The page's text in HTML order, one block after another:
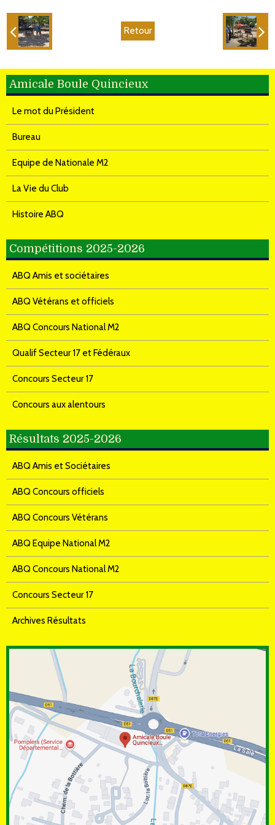
Retour
Amicale Boule Quincieux
Le mot du Président
Bureau
Equipe de Nationale M2
La Vie du Club
Histoire ABQ
Compétitions 2025-2026
ABQ Amis et sociétaires
ABQ Vétérans et officiels
ABQ Concours National M2
Qualif Secteur 17 et Fédéraux
Concours Secteur 17
Concours aux alentours
Résultats 2025-2026
ABQ Amis et Sociétaires
ABQ Concours officiels
ABQ Concours Vétérans
ABQ Equipe National M2
ABQ Concours National M2
Concours Secteur 17
Archives Résultats